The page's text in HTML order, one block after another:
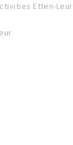
Etten-Leur